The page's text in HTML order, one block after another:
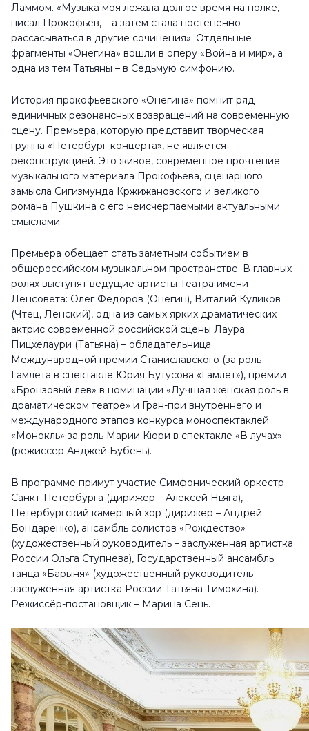
Ламмом. «Музыка моя лежала долгое время на полке, –
писал Прокофьев, – а затем стала постепенно
рассасываться в другие сочинения». Отдельные
фрагменты «Онегина» вошли в оперу «Война и мир», а
одна из тем Татьяны – в Седьмую симфонию.
История прокофьевского «Онегина» помнит ряд
единичных резонансных возвращений на современную
сцену. Премьера, которую представит творческая
группа «Петербург-концерта», не является
реконструкцией. Это живое, современное прочтение
музыкального материала Прокофьева, сценарного
замысла Сигизмунда Кржижановского и великого
романа Пушкина с его неисчерпаемыми актуальными
смыслами.
Премьера обещает стать заметным событием в
общероссийском музыкальном пространстве. В главных
ролях выступят ведущие артисты Театра имени
Ленсовета: Олег Фёдоров (Онегин), Виталий Куликов
(Чтец, Ленский), одна из самых ярких драматических
актрис современной российской сцены Лаура
Пицхелаури (Татьяна) – обладательница
Международной премии Станиславского (за роль
Гамлета в спектакле Юрия Бутусова «Гамлет»), премии
«Бронзовый лев» в номинации «Лучшая женская роль в
драматическом театре» и Гран-при внутреннего и
международного этапов конкурса моноспектаклей
«Монокль» за роль Марии Кюри в спектакле «В лучах»
(режиссёр Анджей Бубень).
В программе примут участие Симфонический оркестр
Санкт-Петербурга (дирижёр – Алексей Ньяга),
Петербургский камерный хор (дирижёр – Андрей
Бондаренко), ансамбль солистов «Рождество»
(художественный руководитель – заслуженная артистка
России Ольга Ступнева), Государственный ансамбль
танца «Барыня» (художественный руководитель –
заслуженная артистка России Татьяна Тимохина).
Режиссёр-постановщик – Марина Сень.